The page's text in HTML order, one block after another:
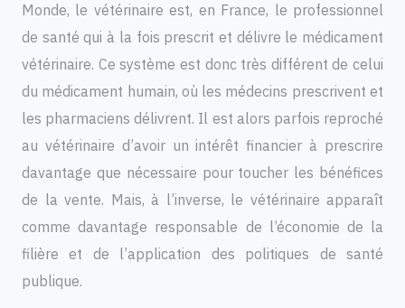
Monde, le vétérinaire est, en France, le professionnel
de santé qui à la fois prescrit et délivre le médicament
vétérinaire. Ce système est donc très différent de celui
du médicament humain, où les médecins prescrivent et
les pharmaciens délivrent. Il est alors parfois reproché
au vétérinaire d’avoir un intérêt financier à prescrire
davantage que nécessaire pour toucher les bénéfices
de la vente. Mais, à l’inverse, le vétérinaire apparaît
comme davantage responsable de l’économie de la
filière et de l’application des politiques de santé
publique.